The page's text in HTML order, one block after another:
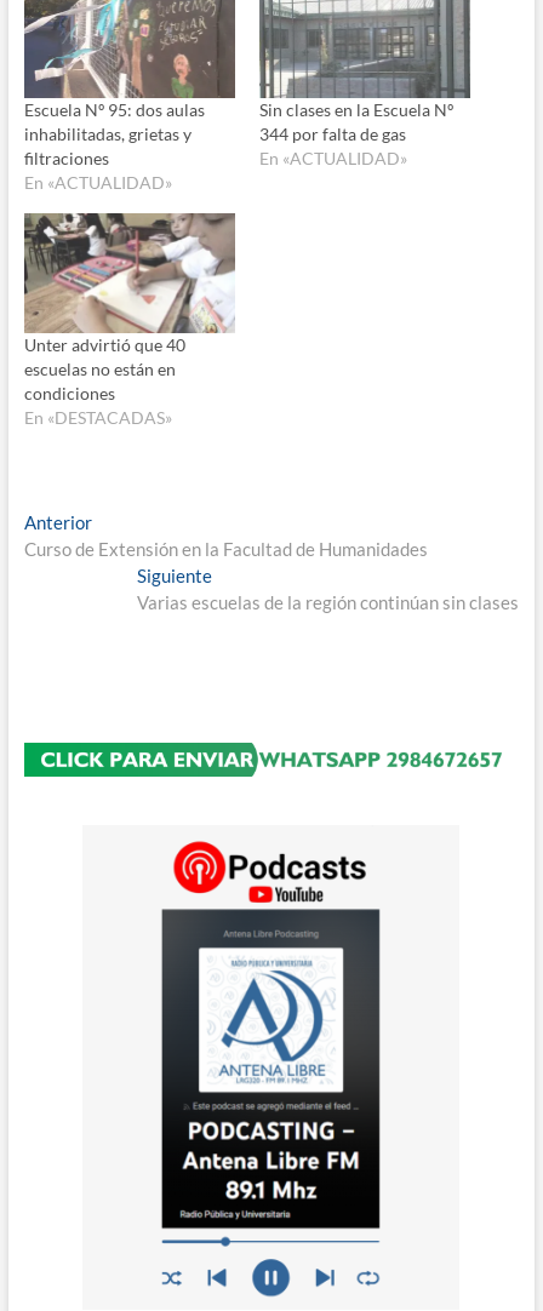
Escuela Nº 95: dos aulas
inhabilitadas, grietas y
filtraciones
En «ACTUALIDAD»
Sin clases en la Escuela Nº
344 por falta de gas
En «ACTUALIDAD»
Unter advirtió que 40
escuelas no están en
condiciones
En «DESTACADAS»
Navegación
de
entradas
AnteriorEntrada
anterior:
Curso de Extensión en la Facultad de Humanidades
SiguienteEntrada
siguiente:
Varias escuelas de la región continúan sin clases